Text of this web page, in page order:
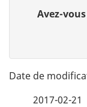
t
a
n
Avez-
2017-02-21